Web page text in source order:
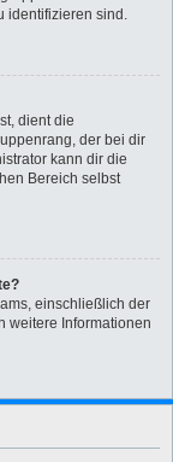
identifizieren sind.
dient die
der bei dir
kann dir die
Bereich selbst
einschließlich der
weitere Informationen